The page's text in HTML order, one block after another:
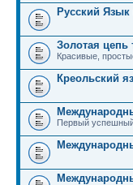
Русский Язык
Золотая цепь
Красивые,
Креольский
Первый